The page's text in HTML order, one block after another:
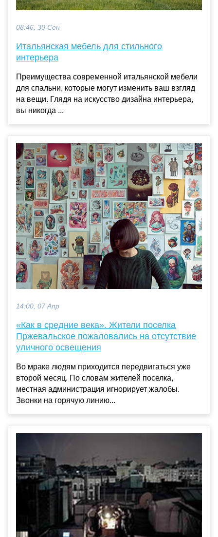
08:46, 30 Сен
Итальянская мебель для стильного
интерьера
Преимущества современной итальянской мебели
для спальни, которые могут изменить ваш взгляд
на вещи. Глядя на искусство дизайна интерьера,
вы никогда ...
14:00, 07 Апр
«Как в средние века». Жители поселка
Пржевальское пожаловались на отсутствие
уличного освещения
Во мраке людям приходится передвигаться уже
второй месяц. По словам жителей поселка,
местная администрация игнорирует жалобы.
Звонки на горячую линию...